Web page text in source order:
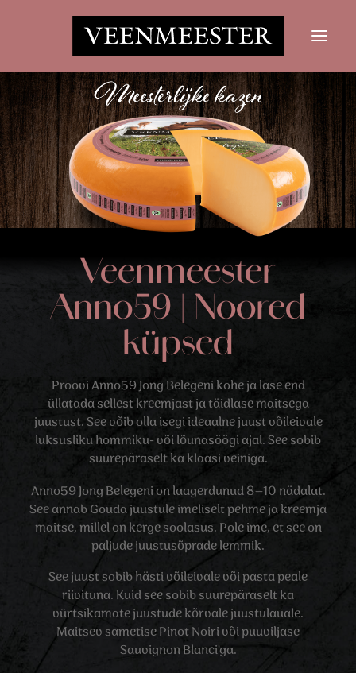
JUUSTUD
UUDISED
VÕTKE ÜHENDUST
LOGI SISSE
Veenmeester
Anno59 | Noored
küpsed
Proovi Anno59 Jong Belegeni kohe ja lase end
üllatada sellest kreemjast ja täidlase maitsega
juustust. See võib olla isegi ideaalne juust võileivale
luksusliku hommiku- või lõunasöögi ajal. See sobib
suurepäraselt ka klaasi veiniga.
Anno59 Jong Belegeni on laagerdunud 8–10 nädalat.
See annab Gouda juustule imeliselt pehme ja kreemja
maitse, millel on kerge soolasus. Pole ime, et see on
paljude juustusõprade lemmik.
See juust sobib hästi võileivale või pasta peale
riivituna. Kuid see sobib suurepäraselt ka
vürtsikamate juustude kõrvale juustulauale.
Maitsev sametise Pinot Noiri või puuviljase
Sauvignon Blanci'ga.